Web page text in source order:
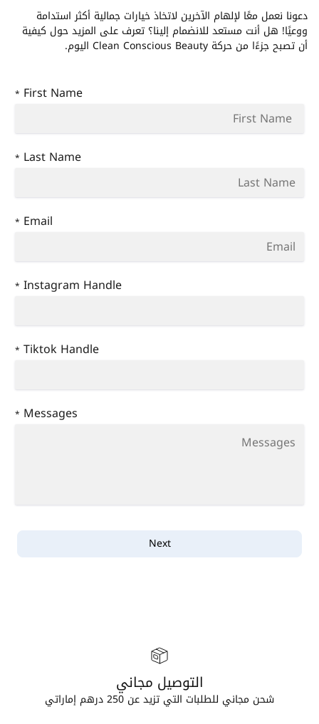
دعونا نعمل معًا لإلهام الآخرين لاتخاذ خيارات جمالية أكثر استدامة
ووعيًا! هل أنت مستعد للانضمام إلينا؟ تعرف على المزيد حول كيفية
أن تصبح جزءًا من حركة Clean Conscious Beauty اليوم.
First Name
*
Last Name
*
Email
*
Instagram Handle
*
Tiktok Handle
*
Messages
*
Next
التوصيل مجاني
شحن مجاني للطلبات التي تزيد عن 250 درهم إماراتي